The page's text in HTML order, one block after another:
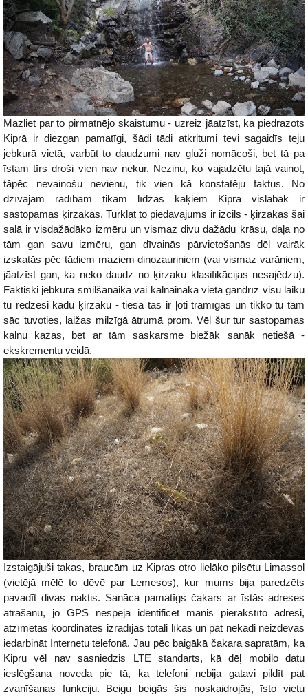
Mazliet par to pirmatnējo skaistumu - uzreiz jāatzīst, ka piedrazots
Kiprā ir diezgan pamatīgi, šādi tādi atkritumi tevi sagaidīs teju
jebkurā vietā, varbūt to daudzumi nav gluži nomācoši, bet tā pa
īstam tīrs droši vien nav nekur. Nezinu, ko vajadzētu tajā vainot,
tāpēc nevainošu nevienu, tik vien kā konstatēju faktus. No
dzīvajām radībām tikām līdzās kaķiem Kiprā vislabāk ir
sastopamas ķirzakas. Turklāt to piedāvājums ir izcils - ķirzakas šai
salā ir visdažādāko izmēru un vismaz divu dažādu krāsu, daļa no
tām gan savu izmēru, gan dīvainās pārvietošanās dēļ vairāk
izskatās pēc tādiem maziem dinozauriņiem (vai vismaz varāniem,
jāatzīst gan, ka neko daudz no ķirzaku klasifikācijas nesajēdzu).
Faktiski jebkurā smilšanaikā vai kalnainākā vietā gandrīz visu laiku
tu redzēsi kādu ķirzaku - tiesa tās ir ļoti tramīgas un tikko tu tām
sāc tuvoties, laižas milzīgā ātrumā prom. Vēl šur tur sastopamas
kalnu kazas, bet ar tām saskarsme biežāk sanāk netiešā -
ekskrementu veidā.
Izstaigājuši takas, braucām uz Kipras otro lielāko pilsētu Limassol
(vietējā mēlē to dēvē par Lemesos), kur mums bija paredzēts
pavadīt divas naktis. Sanāca pamatīgs čakars ar īstās adreses
atrašanu, jo GPS nespēja identificēt manis pierakstīto adresi,
atzīmētās koordinātes izrādījās totāli līkas un pat nekādi neizdevās
iedarbināt Internetu telefonā. Jau pēc baigākā čakara sapratām, ka
Kipru vēl nav sasniedzis LTE standarts, kā dēļ mobilo datu
ieslēgšana noveda pie tā, ka telefoni nebija gatavi pildīt pat
zvanīšanas funkciju. Beigu beigās šis noskaidrojās, īsto vietu